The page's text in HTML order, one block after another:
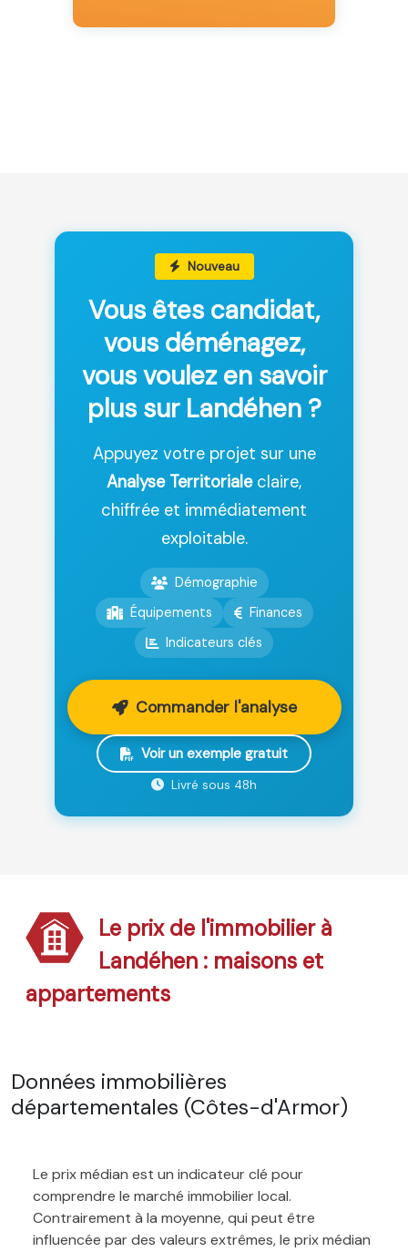
Nouveau
Vous êtes candidat,
vous déménagez,
vous voulez en savoir
plus sur Landéhen ?
Appuyez votre projet sur une
Analyse Territorialeclaire,
chiffrée et immédiatement
exploitable.
Démographie
Équipements
Finances
Indicateurs clés
Commander l'analyse
Voir un exemple gratuit
Livré sous 48h
Le prix de l'immobilier à
Landéhen : maisons et
appartements
Données immobilières
départementales (Côtes-d'Armor)
Le prix médian est un indicateur clé pour
comprendre le marché immobilier local.
Contrairement à la moyenne, qui peut être
influencée par des valeurs extrêmes, le prix médian